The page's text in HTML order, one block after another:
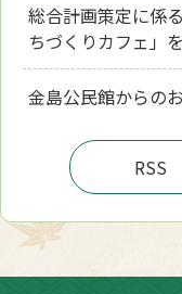
RSS
総合計画策定に係
ちづくりカフェ」
金島公民館からの